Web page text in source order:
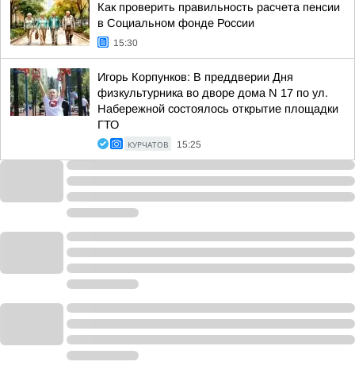
Как проверить правильность расчета пенсии
в Социальном фонде России
15:30
Игорь Корпунков: В преддверии Дня
физкультурника во дворе дома N 17 по ул.
Набережной состоялось открытие площадки
ГТО
КУРЧАТОВ 15:25